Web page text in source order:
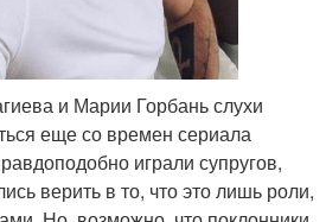
и Марии Горбань слухи
еще со времен сериала
играли супругов,
верить в то, что это лишь роли,